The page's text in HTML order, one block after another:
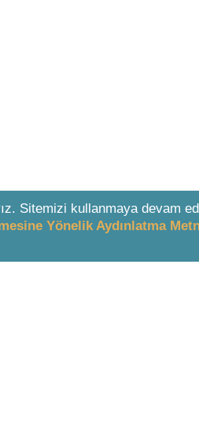
Sitemizi kullanmaya devam
Yönelik Aydınlatma